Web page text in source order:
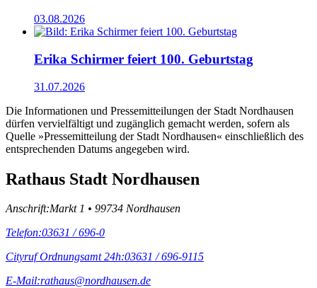
03.08.2026
Erika Schirmer feiert 100. Geburtstag
31.07.2026
Die Informationen und Pressemitteilungen der Stadt Nordhausen
dürfen vervielfältigt und zugänglich gemacht werden, sofern als
Quelle »Pressemitteilung der Stadt Nordhausen« einschließlich des
entsprechenden Datums angegeben wird.
Rathaus Stadt Nordhausen
Anschrift:Markt 1 • 99734 Nordhausen
Telefon:03631 / 696-0
Cityruf Ordnungsamt 24h:03631 / 696-9115
E-Mail:rathaus@nordhausen.de